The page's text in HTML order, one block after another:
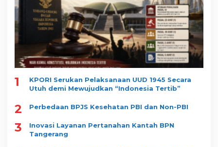
1
KPORI Serukan Pelaksanaan UUD 1945 Secara
Utuh demi Mewujudkan “Indonesia Tertib”
2 Perbedaan BPJS Kesehatan PBI dan Non-PBI
3
Inovasi Layanan Pertanahan Kantah BPN
Tangerang